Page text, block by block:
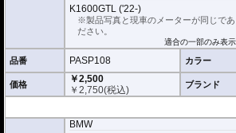
ニングクロス、
ート、気泡の混入を防ぎ、きれいに仕上げるスキー
す。
またこのフィルムは
多少の気泡なら数時間から２日
優れもの。満足のいく取付が容易になりました。
シリコーン系粘着材を採用し、メーターを痛める
K1600GTL ('22-)
※製品写真と現車のメーターが同じで
ださい。
適合の一部のみ表
品番 PASP108 カラー
価格
￥2,500
￥2,750(税込) ブランド
BMW